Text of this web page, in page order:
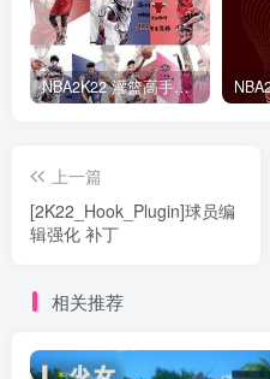
NBA2K22 灌篮高手面补合集
上一篇
[2K22_Hook_Plugin]球员编
辑强化 补丁
相关推荐